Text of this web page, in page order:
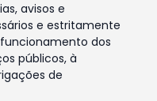
avisos e
e estritamente
dos
públicos, à
de